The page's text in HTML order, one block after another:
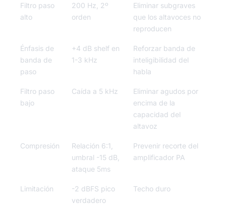
Filtro paso
alto
200 Hz, 2º
orden
Eliminar subgraves
que los altavoces no
reproducen
Énfasis de
banda de
paso
+4 dB shelf en
1-3 kHz
Reforzar banda de
inteligibilidad del
habla
Filtro paso
bajo
Caída a 5 kHz
Eliminar agudos por
encima de la
capacidad del
altavoz
Compresión
Relación 6:1,
umbral -15 dB,
ataque 5ms
Prevenir recorte del
amplificador PA
Limitación
-2 dBFS pico
verdadero
Techo duro